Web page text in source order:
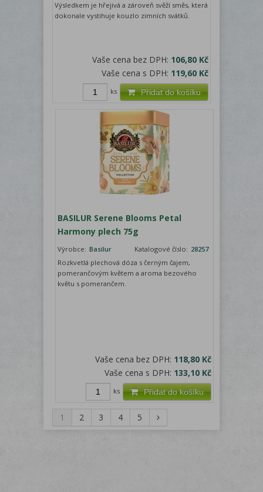
Výsledkem je hřejivá a zároveň svěží směs, která
dokonale vystihuje kouzlo zimních svátků.
Vaše cena bez DPH: 106,80 Kč
Vaše cena s DPH: 119,60 Kč
Přidat do košíku
ks
BASILUR Serene Blooms Petal
Harmony plech 75g
Výrobce: Basilur Katalogové číslo: 28257
Rozkvetlá plechová dóza s černým čajem,
pomerančovým květem a aroma bezového
květu s pomerančem.
Vaše cena bez DPH: 118,80 Kč
Vaše cena s DPH: 133,10 Kč
Přidat do košíku
ks
1 2 3 4 5